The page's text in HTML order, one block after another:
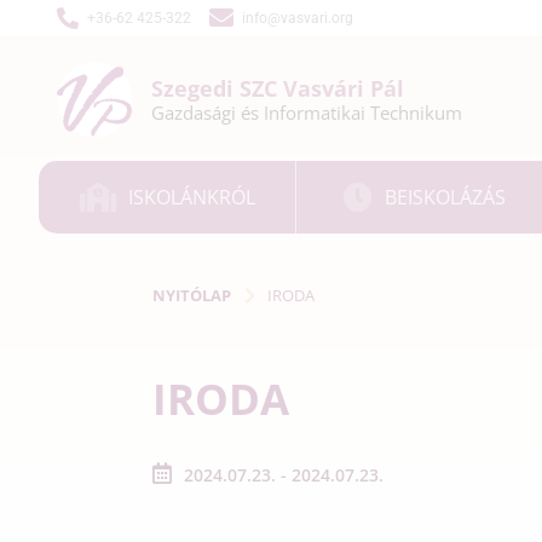
+36-62 425-322 info@vasvari.org
Szegedi SZC Vasvári Pál
Gazdasági és Informatikai Technikum
ISKOLÁNKRÓL BEISKOLÁZÁS
NYITÓLAP IRODA
IRODA
2024.07.23. - 2024.07.23.